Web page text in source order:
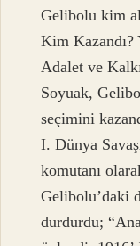
Gelibolu kim
Kim Kazandı?
Adalet ve
Soyuak,
seçimini
I. Dünya
komutanı
Gelibolu’daki
durdurdu;